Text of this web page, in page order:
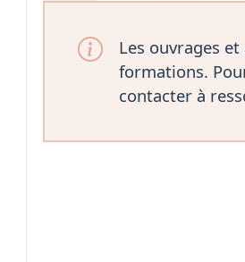
Les ouvrages
formations.
contacter à